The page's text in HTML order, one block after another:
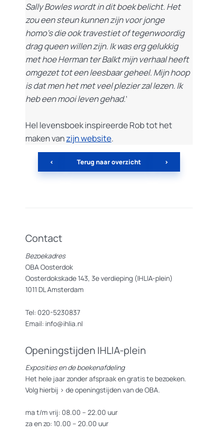
Sally Bowles wordt in dit boek belicht. Het
zou een steun kunnen zijn voor jonge
homo’s die ook travestiet of tegenwoordig
drag queen willen zijn. Ik was erg gelukkig
met hoe Herman ter Balkt mijn verhaal heeft
omgezet tot een leesbaar geheel. Mijn hoop
is dat men het met veel plezier zal lezen. Ik
heb een mooi leven gehad.’
Hel levensboek inspireerde Rob tot het
maken vanzijn website.
< Terug naar overzicht >
Contact
Bezoekadres
OBA Oosterdok
Oosterdokskade 143, 3e verdieping (IHLIA-plein)
1011 DL Amsterdam
Tel: 020-5230837
Email: info@ihlia.nl
Openingstijden IHLIA-plein
Exposities en de boekenafdeling
Het hele jaar zonder afspraak en gratis te bezoeken.
Volg hierbij > de openingstijden van de OBA.
ma t/m vrij: 08.00 – 22.00 uur
za en zo: 10.00 – 20.00 uur